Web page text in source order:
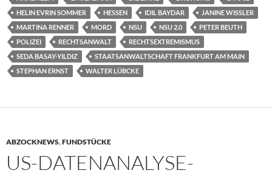
HELIN EVRIN SOMMER
HESSEN IDIL BAYDAR
JANINE WISSLER
MARTINA RENNER
MORD NSU NSU 2.0
PETER BEUTH
POLIZEI
RECHTSANWALT
RECHTSEXTREMISMUS
SEDA BASAY-YILDIZ
STAATSANWALTSCHAFT FRANKFURT AM MAIN
STEPHAN ERNST
WALTER LÜBCKE
ABZOCKNEWS,FUNDSTÜCKE
US-DATENANALYSE-